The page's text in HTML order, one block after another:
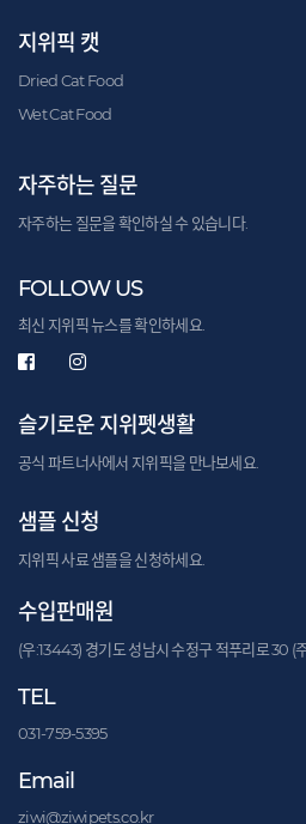
지위픽 캣
Dried Cat Food
Wet Cat Food
자주하는 질문
자주하는 질문을 확인하실 수 있습니다.
FOLLOW US
최신 지위픽 뉴스를 확인하세요.
슬기로운 지위펫생활
공식 파트너사에서 지위픽을 만나보세요.
샘플 신청
지위픽 사료 샘플을 신청하세요.
수입판매원
(우:13443) 경기도 성남시 수정구 적푸리로 30 (
TEL
031-759-5395
Email
ziwi@ziwipets.co.kr